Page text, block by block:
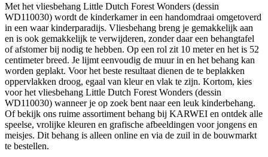
Met het vliesbehang Little Dutch Forest Wonders (dessin
WD110030) wordt de kinderkamer in een handomdraai omgetoverd
in een waar kinderparadijs. Vliesbehang breng je gemakkelijk aan
en is ook gemakkelijk te verwijderen, zonder daar een behangtafel
of afstomer bij nodig te hebben. Op een rol zit 10 meter en het is 52
centimeter breed. Je lijmt eenvoudig de muur in en het behang kan
worden geplakt. Voor het beste resultaat dienen de te beplakken
oppervlakken droog, egaal van kleur en vlak te zijn. Kortom, kies
voor het vliesbehang Little Dutch Forest Wonders (dessin
WD110030) wanneer je op zoek bent naar een leuk kinderbehang.
Of bekijk ons ruime assortiment behang bij KARWEI en ontdek alle
speelse, vrolijke kleuren en grafische afbeeldingen voor jongens en
meisjes. Dit behang is alleen online en via de zuil in de bouwmarkt
te bestellen.